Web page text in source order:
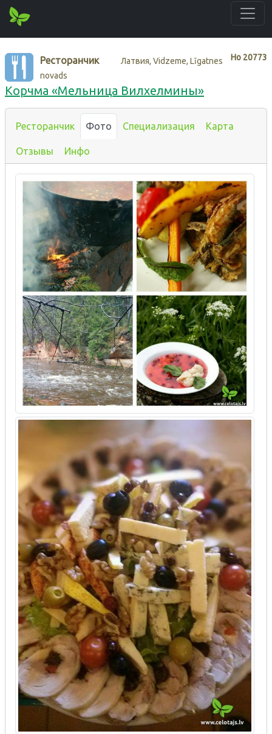
Нo 20773
Ресторанчик
Латвия, Vidzeme, Līgatnes
novads
Корчма «Мельница Вилхелмины»
Ресторанчик Фото Специализация Карта
Отзывы Инфо